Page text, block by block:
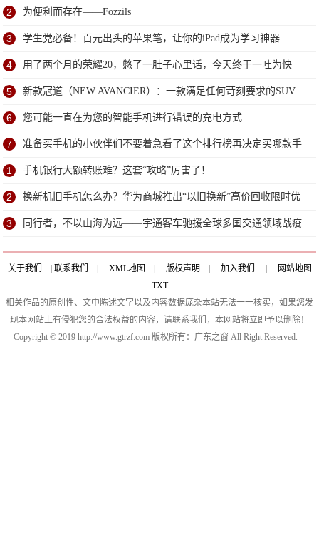
2 为便利而存在——Fozzils
3 学生党必备！百元出头的苹果笔，让你的iPad成为学习神器
4 用了两个月的荣耀20，憋了一肚子心里话，今天终于一吐为快
5 新款冠道（NEW AVANCIER）：一款满足任何苛刻要求的SUV
6 您可能一直在为您的智能手机进行错误的充电方式
7 准备买手机的小伙伴们不要着急看了这个排行榜再决定买哪款手
机吧
1 手机银行大额转账难？这套“攻略”厉害了！
2 换新机旧手机怎么办？华为商城推出“以旧换新”高价回收限时优
惠
3 同行者，不以山海为远——宇通客车驰援全球多国交通领域战疫
行动
关于我们 联系我们 XML地图 版权声明 加入我们
网站地图
TXT
相关作品的原创性、文中陈述文字以及内容数据庞杂本站无法一一核实，如果您发
现本网站上有侵犯您的合法权益的内容，请联系我们，本网站将立即予以删除！
Copyright © 2019 http://www.gtrzf.com 版权所有：广东之窗 All Right Reserved.